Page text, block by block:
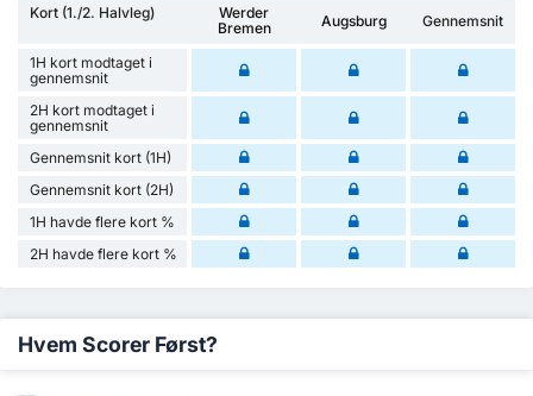
Kort (1./2. Halvleg)
Werder
Bremen
Augsburg Gennemsnit
1H kort modtaget i
gennemsnit
2H kort modtaget i
gennemsnit
Gennemsnit kort (1H)
Gennemsnit kort (2H)
1H havde flere kort %
2H havde flere kort %
Hvem Scorer Først?